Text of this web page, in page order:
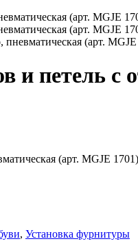
петель с
(арт. MGJE
, Установка фурнитуры